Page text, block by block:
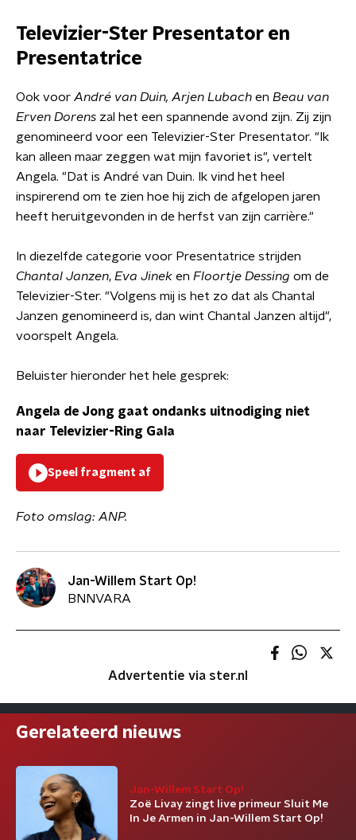
Televizier-Ster Presentator en
Presentatrice
Ook voor André van Duin, Arjen Lubach en Beau van
Erven Dorens zal het een spannende avond zijn. Zij zijn
genomineerd voor een Televizier-Ster Presentator. "Ik
kan alleen maar zeggen wat mijn favoriet is", vertelt
Angela. "Dat is André van Duin. Ik vind het heel
inspirerend om te zien hoe hij zich de afgelopen jaren
heeft heruitgevonden in de herfst van zijn carrière."
In diezelfde categorie voor Presentatrice strijden
Chantal Janzen, Eva Jinek en Floortje Dessing om de
Televizier-Ster. "Volgens mij is het zo dat als Chantal
Janzen genomineerd is, dan wint Chantal Janzen altijd",
voorspelt Angela.
Beluister hieronder het hele gesprek:
Angela de Jong gaat ondanks uitnodiging niet
naar Televizier-Ring Gala
Speel fragment af
Foto omslag: ANP.
Jan-Willem Start Op!
BNNVARA
Advertentie via ster.nl
Gerelateerd nieuws
Jan-Willem Start Op!
Zoë Livay zingt live primeur Sluit Me
In Je Armen in Jan-Willem Start Op!